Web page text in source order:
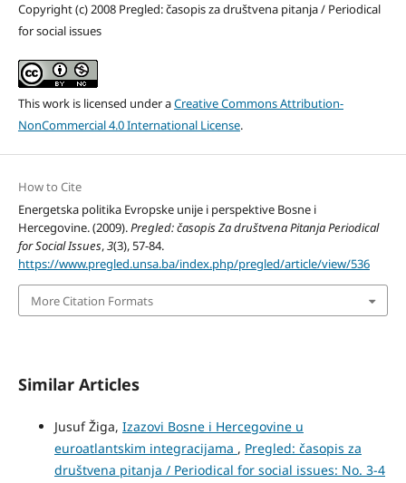
Copyright (c) 2008 Pregled: časopis za društvena pitanja / Periodical
for social issues
This work is licensed under aCreative Commons Attribution-
NonCommercial 4.0 International License.
How to Cite
Energetska politika Evropske unije i perspektive Bosne i
Hercegovine. (2009).Pregled: časopis Za društvena Pitanja Periodical
for Social Issues,3(3), 57-84.
https://www.pregled.unsa.ba/index.php/pregled/article/view/536
More Citation Formats
Similar Articles
Jusuf Žiga, Izazovi Bosne i Hercegovine u
euroatlantskim integracijama , Pregled: časopis za
društvena pitanja / Periodical for social issues: No. 3-4